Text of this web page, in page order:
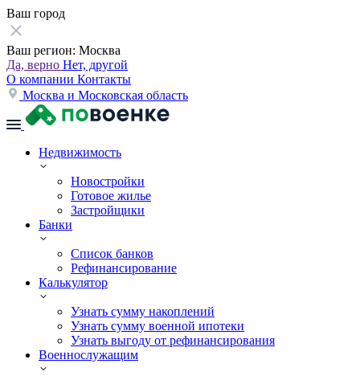
Ваш город
Ваш регион: Москва
Да, верно Нет, другой
О компании Контакты
Москва и Московская область
Недвижимость
Новостройки
Готовое жилье
Застройщики
Банки
Список банков
Рефинансирование
Калькулятор
Узнать сумму накоплений
Узнать сумму военной ипотеки
Узнать выгоду от рефинансирования
Военнослужащим